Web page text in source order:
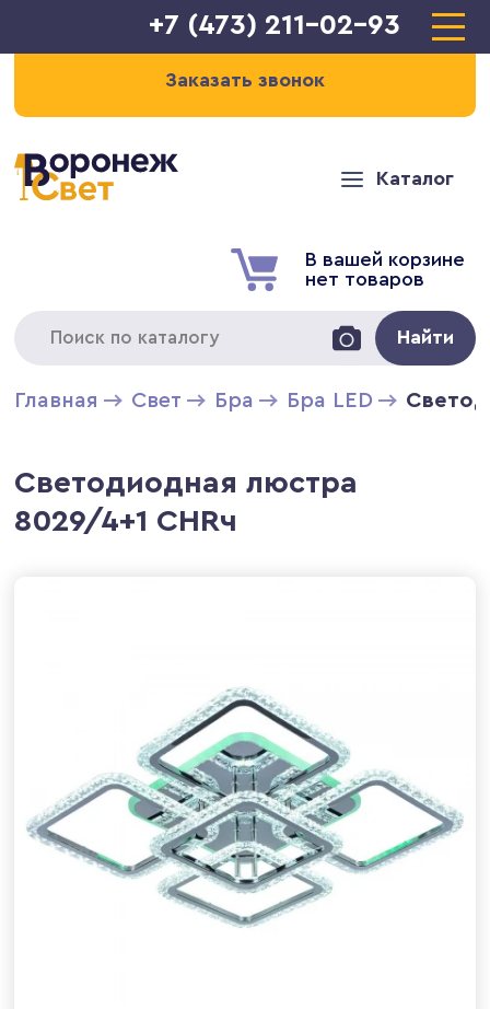
+7 (473) 211-02-93
Заказать звонок
Каталог
В вашей корзине
нет товаров
Найти
Главная Свет Бра Бра LED
Светодиодная люстра
8029/4+1 CHRч